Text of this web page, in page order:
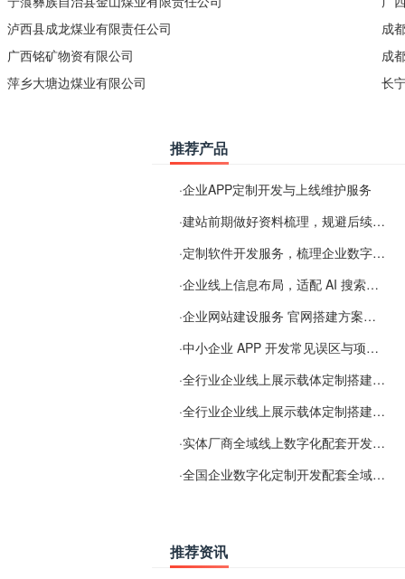
泸西县成龙煤业有限责任公司
广西铭矿物资有限公司
萍乡大塘边煤业有限公司
成
成
长
推荐产品
·企业APP定制开发与上线维护服务
·建站前期做好资料梳理，规避后续各类使用难题
·定制软件开发服务，梳理企业数字化落地常见难点
·企业线上信息布局，适配 AI 搜索需要留意这些要点
·企业网站建设服务 官网搭建方案经验分享
·中小企业 APP 开发常见误区与项目规划实用经验
·全行业企业线上展示载体定制搭建服务
·全行业企业线上展示载体定制搭建服务
·实体厂商全域线上数字化配套开发与地域检索优化服务
·全国企业数字化定制开发配套全域搜索优化服务
推荐资讯